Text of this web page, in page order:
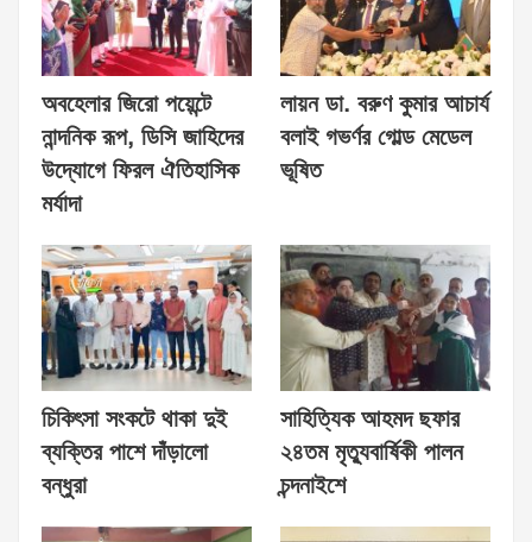
অবহেলার জিরো পয়েন্টে
নান্দনিক রূপ, ডিসি জাহিদের
উদ্যোগে ফিরল ঐতিহাসিক
মর্যাদা
লায়ন ডা. বরুণ কুমার আচার্য
বলাই গভর্ণর গোল্ড মেডেল
ভূষিত
চিকিৎসা সংকটে থাকা দুই
ব্যক্তির পাশে দাঁড়ালো
বন্ধুরা
সাহিত্যিক আহমদ ছফার
২৪তম মৃত্যুবার্ষিকী পালন
চন্দনাইশে